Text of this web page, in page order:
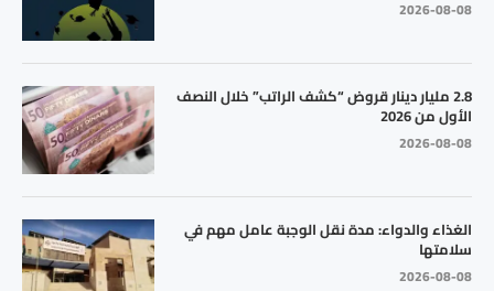
2026-08-08
2.8 مليار دينار قروض “كشف الراتب” خلال النصف
الأول من 2026
2026-08-08
الغذاء والدواء: مدة نقل الوجبة عامل مهم في
سلامتها
2026-08-08